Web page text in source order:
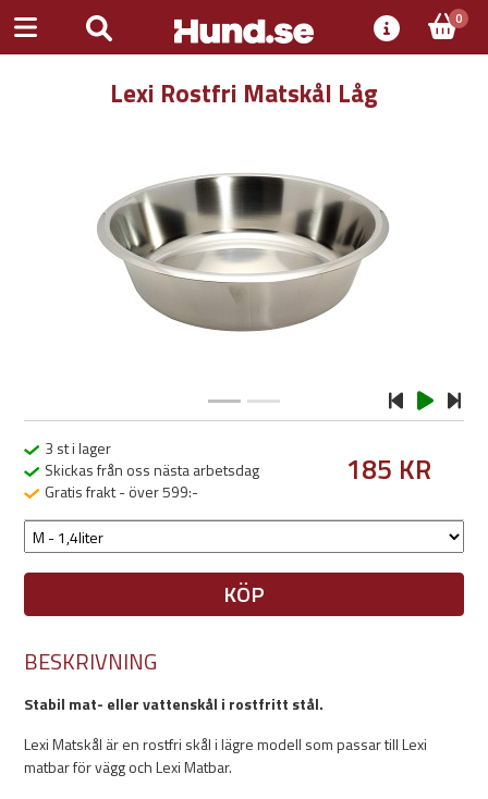
0
Lexi Rostfri Matskål Låg
Previous
3 st i lager
Skickas från oss nästa arbetsdag
Gratis frakt - över 599:-
185 KR
KÖP
BESKRIVNING
Stabil mat- eller vattenskål i rostfritt stål.
Lexi Matskål är en rostfri skål i lägre modell som passar till Lexi
matbar för vägg och Lexi Matbar.